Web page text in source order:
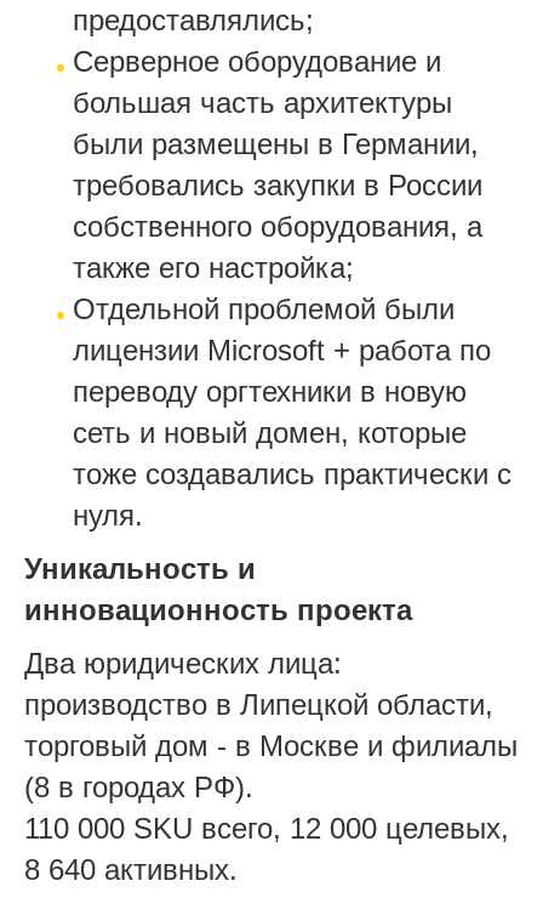
предоставлялись;
Серверное оборудование и
большая часть архитектуры
были размещены в Германии,
требовались закупки в России
собственного оборудования, а
также его настройка;
Отдельной проблемой были
лицензии Microsoft + работа по
переводу оргтехники в новую
сеть и новый домен, которые
тоже создавались практически с
нуля.
Уникальность и
инновационность проекта
Два юридических лица:
производство в Липецкой области,
торговый дом - в Москве и филиалы
(8 в городах РФ).
110 000 SKU всего, 12 000 целевых,
8 640 активных.